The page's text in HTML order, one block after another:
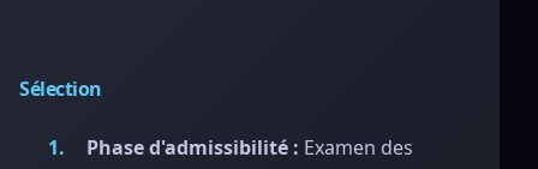
Sélection
Phase d'admissibilité : Examen des